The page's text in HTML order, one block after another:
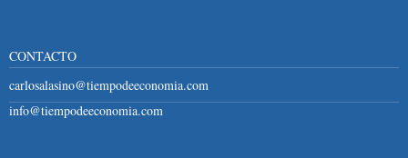
CONTACTO
carlosalasino@tiempodeeconomia.com
info@tiempodeeconomia.com